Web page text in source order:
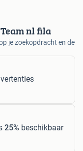
nl fila
je zoekopdracht en de
25% beschikbaar